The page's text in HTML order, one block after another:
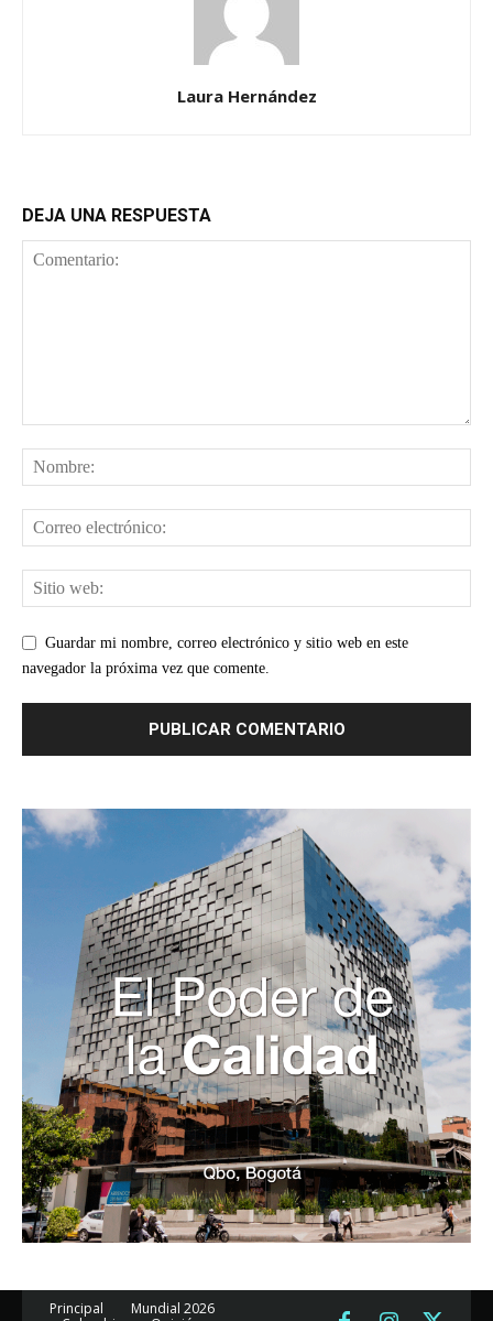
Laura Hernández
DEJA UNA RESPUESTA
Guardar mi nombre, correo electrónico y sitio web en este
navegador la próxima vez que comente.
Principal
Mundial 2026